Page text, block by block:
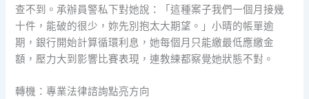
查不到。承辦員警私下對她說：「這種案子我們一個月接幾
十件，能破的很少，妳先別抱太大期望。」小晴的帳單逾
期，銀行開始計算循環利息，她每個月只能繳最低應繳金
額，壓力大到影響比賽表現，連教練都察覺她狀態不對。
轉機：專業法律諮詢點亮方向